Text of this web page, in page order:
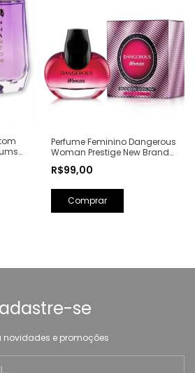
Perfume Feminino Dangerous
Woman Prestige New Brand
100ml (Ref. Olfativa: Poison
R$99,00
se
novidades e promoções